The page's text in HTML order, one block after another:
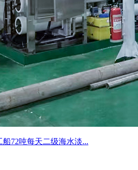
72吨每天二级海水淡...